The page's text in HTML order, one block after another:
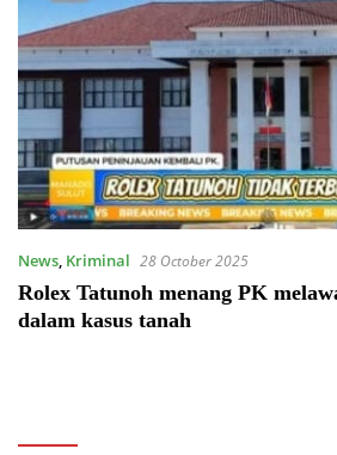
News, Kriminal 28 October 2025
Rolex Tatunoh menang PK
dalam kasus tanah